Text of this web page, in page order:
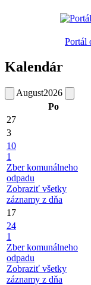
Portál
Kalendár
August2026
Po
27
3
10
1
Zber komunálneho
odpadu
Zobraziť všetky
záznamy z dňa
17
24
1
Zber komunálneho
odpadu
Zobraziť všetky
záznamy z dňa